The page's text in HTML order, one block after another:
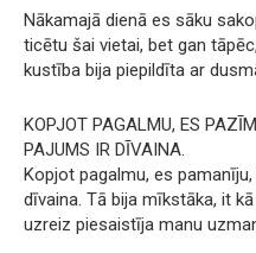
Nākamajā dienā es sāku
ticētu šai vietai, bet gan
kustība bija piepildīta ar
KOPJOT PAGALMU, ES
PAJUMS IR DĪVAINA.
Kopjot pagalmu, es
dīvaina. Tā bija mīkstāka, it
uzreiz piesaistīja manu